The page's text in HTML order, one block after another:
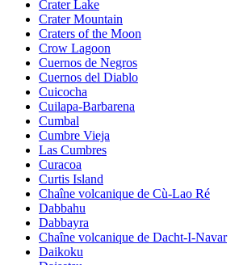
Crater Lake
Crater Mountain
Craters of the Moon
Crow Lagoon
Cuernos de Negros
Cuernos del Diablo
Cuicocha
Cuilapa-Barbarena
Cumbal
Cumbre Vieja
Las Cumbres
Curacoa
Curtis Island
Chaîne volcanique de Cù-Lao Ré
Dabbahu
Dabbayra
Chaîne volcanique de Dacht-I-Navar
Daikoku